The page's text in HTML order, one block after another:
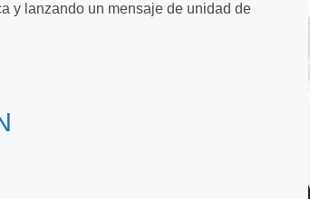
y lanzando un mensaje de unidad de